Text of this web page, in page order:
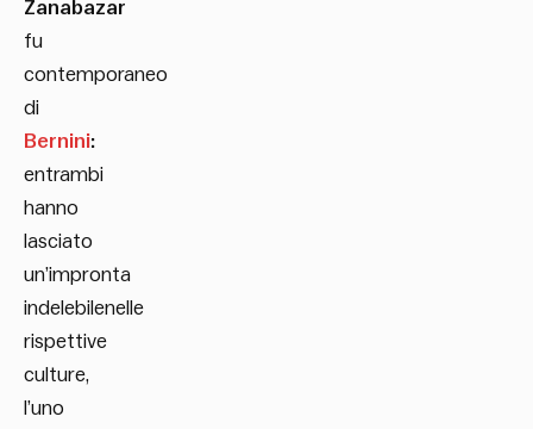
Zanabazar
fu
contemporaneo
di
Bernini:
entrambi
hanno
lasciato
un’impronta
indelebilenelle
rispettive
culture,
l’uno